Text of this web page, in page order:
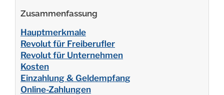
Zusammenfassung
Hauptmerkmale
Revolut für Freiberufler
Revolut für Unternehmen
Kosten
Einzahlung & Geldempfang
Online-Zahlungen